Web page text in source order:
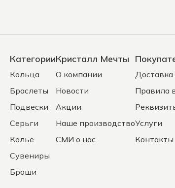
Категории
Кольца
Браслеты
Подвески
Серьги
Колье
Сувениры
Броши
Кристалл Мечты
О компании
Новости
Акции
Наше производство
СМИ о нас
Доставка
Правила
Услуги
Контакты